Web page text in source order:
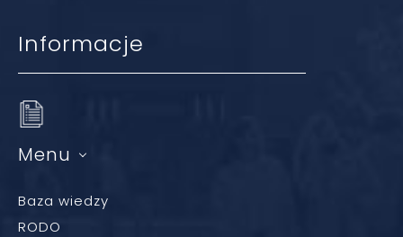
Informacje
Menu
Baza wiedzy
RODO